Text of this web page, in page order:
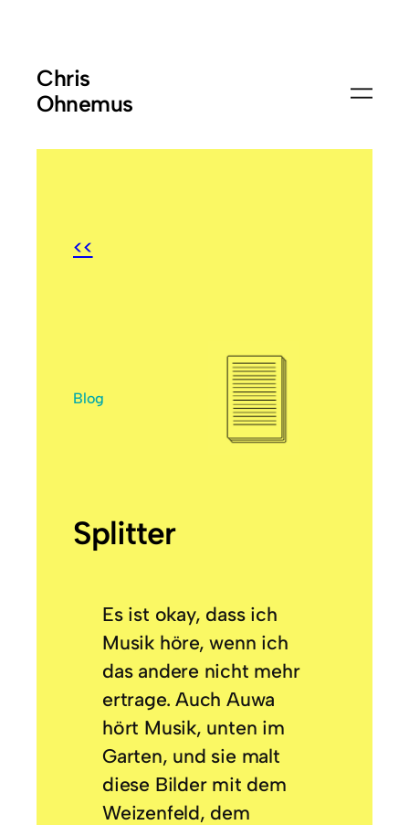
Chris
Ohnemus
<<
Blog
Splitter
Es ist okay, dass ich
Musik höre, wenn ich
das andere nicht mehr
ertrage. Auch Auwa
hört Musik, unten im
Garten, und sie malt
diese Bilder mit dem
Weizenfeld, dem